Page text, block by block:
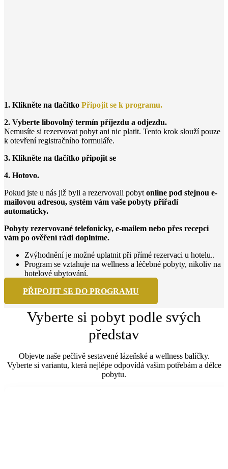
1. Klikněte na tlačítko Připojit se k programu.
2. Vyberte libovolný termín příjezdu a odjezdu.
Nemusíte si rezervovat pobyt ani nic platit. Tento krok slouží pouze
k otevření registračního formuláře.
3. Klikněte na tlačítko připojit se
4. Hotovo.
Pokud jste u nás již byli a rezervovali pobyt online pod stejnou e-
mailovou adresou, systém vám vaše pobyty přiřadí
automaticky.
Pobyty rezervované telefonicky, e-mailem nebo přes recepci
vám po ověření rádi doplníme.
Zvýhodnění je možné uplatnit při přímé rezervaci u hotelu..
Program se vztahuje na wellness a léčebné pobyty, nikoliv na
hotelové ubytování.
PŘIPOJIT SE DO PROGRAMU
Vyberte si pobyt podle svých
představ
Objevte naše pečlivě sestavené lázeňské a wellness balíčky.
Vyberte si variantu, která nejlépe odpovídá vašim potřebám a délce
pobytu.